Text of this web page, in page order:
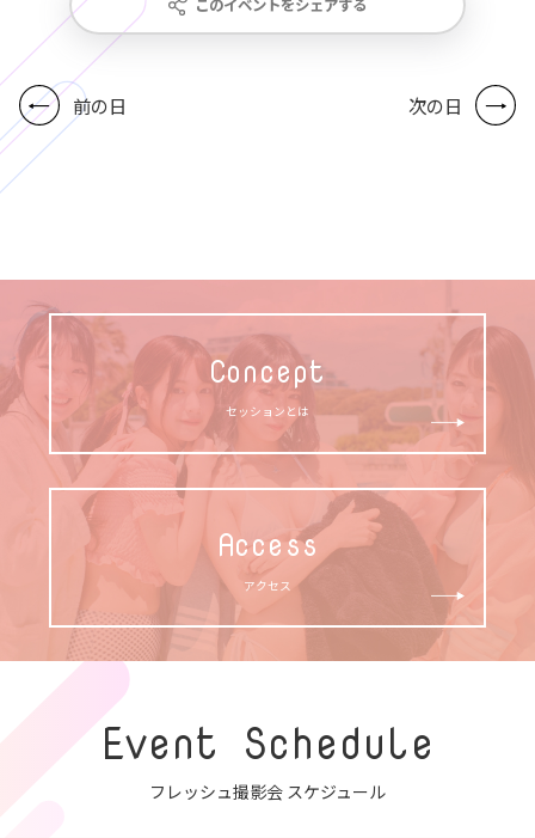
このイベントをシェアする
前の日 次の日
Concept
セッションとは
Access
アクセス
Event Schedule
フレッシュ撮影会 スケジュール